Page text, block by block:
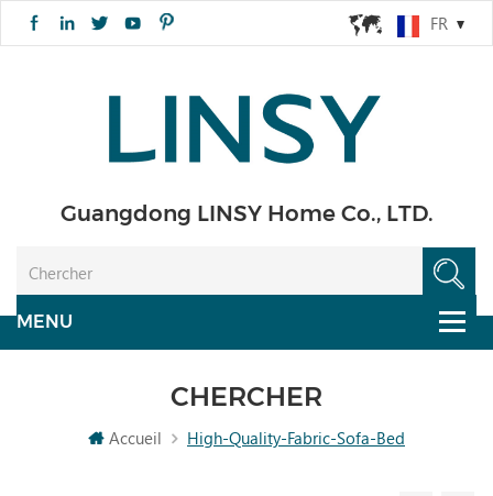
FR
Guangdong LINSY Home Co., LTD.
CHERCHER
Accueil High-Quality-Fabric-Sofa-Bed